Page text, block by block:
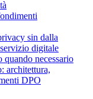
sin dalla
digitale
necessario
architettura,
DPO